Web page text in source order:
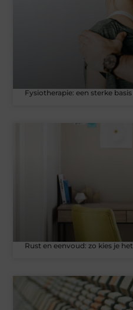
Fysiotherapie: een sterke
Rust en eenvoud: zo kies je